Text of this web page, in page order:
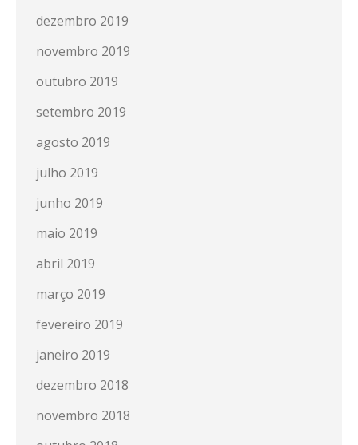
dezembro 2019
novembro 2019
outubro 2019
setembro 2019
agosto 2019
julho 2019
junho 2019
maio 2019
abril 2019
março 2019
fevereiro 2019
janeiro 2019
dezembro 2018
novembro 2018